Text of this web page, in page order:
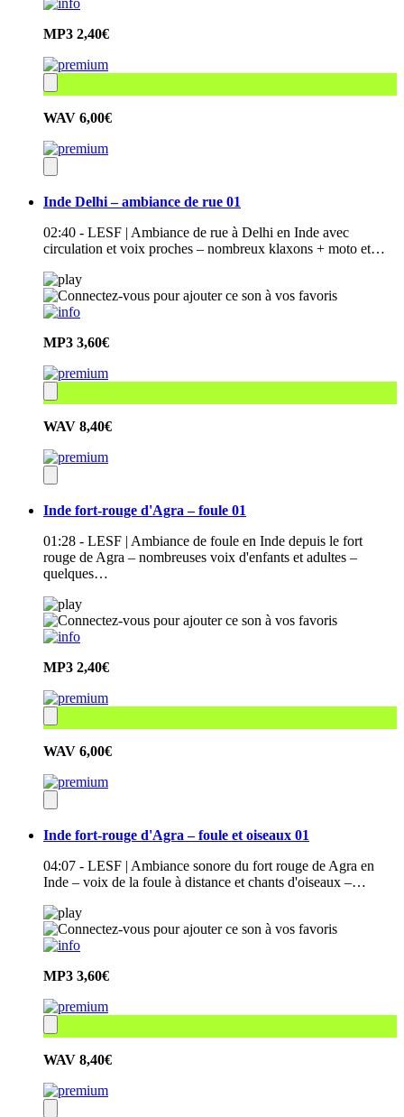
MP3 2,40€
WAV 6,00€
Inde Delhi – ambiance de rue 01
02:40 - LESF | Ambiance de rue à Delhi en Inde avec
circulation et voix proches – nombreux klaxons + moto et…
MP3 3,60€
WAV 8,40€
Inde fort-rouge d'Agra – foule 01
01:28 - LESF | Ambiance de foule en Inde depuis le fort
rouge de Agra – nombreuses voix d'enfants et adultes –
quelques…
MP3 2,40€
WAV 6,00€
Inde fort-rouge d'Agra – foule et oiseaux 01
04:07 - LESF | Ambiance sonore du fort rouge de Agra en
Inde – voix de la foule à distance et chants d'oiseaux –…
MP3 3,60€
WAV 8,40€